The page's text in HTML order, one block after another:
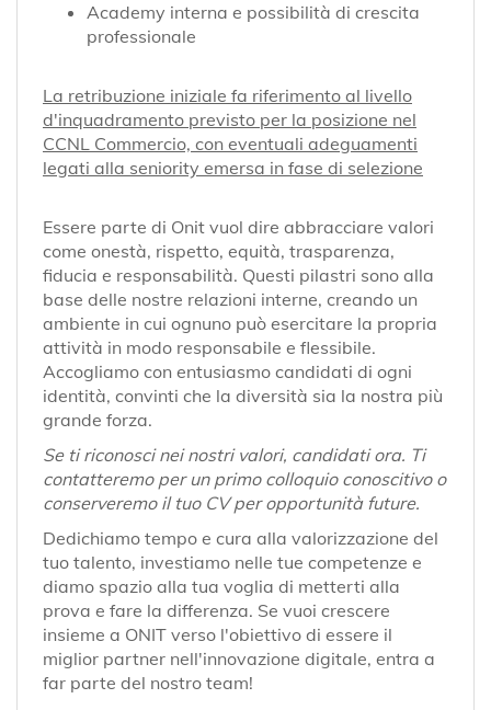
Academy interna e possibilità di crescita
professionale
La retribuzione iniziale fa riferimento al livello
d'inquadramento previsto per la posizione nel
CCNL Commercio, con eventuali adeguamenti
legati alla seniority emersa in fase di selezione
Essere parte di Onit vuol dire abbracciare valori
come onestà, rispetto, equità, trasparenza,
fiducia e responsabilità. Questi pilastri sono alla
base delle nostre relazioni interne, creando un
ambiente in cui ognuno può esercitare la propria
attività in modo responsabile e flessibile.
Accogliamo con entusiasmo candidati di ogni
identità, convinti che la diversità sia la nostra più
grande forza.
Se ti riconosci nei nostri valori, candidati ora. Ti
contatteremo per un primo colloquio conoscitivo o
conserveremo il tuo CV per opportunità future.
Dedichiamo tempo e cura alla valorizzazione del
tuo talento, investiamo nelle tue competenze e
diamo spazio alla tua voglia di metterti alla
prova e fare la differenza. Se vuoi crescere
insieme a ONIT verso l'obiettivo di essere il
miglior partner nell'innovazione digitale, entra a
far parte del nostro team!